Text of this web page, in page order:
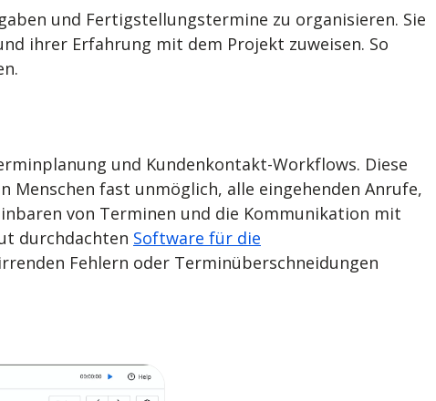
und Fertigstellungstermine zu organisieren. Sie
ihrer Erfahrung mit dem Projekt zuweisen. So
und Kundenkontakt-Workflows. Diese
fast unmöglich, alle eingehenden Anrufe,
von Terminen und die Kommunikation mit
durchdachten Software für die
Fehlern oder Terminüberschneidungen